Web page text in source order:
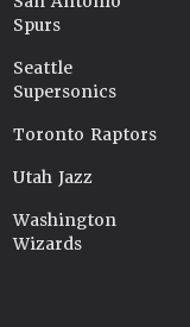
Spurs
Seattle
Supersonics
Toronto Raptors
Utah Jazz
Washington
Wizards